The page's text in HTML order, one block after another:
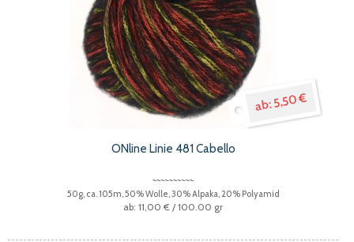
5,50 €
ONline Linie 481 Cabello
50g, ca. 105m, 50% Wolle, 30% Alpaka, 20% Polyamid
11,00 € / 100.00 gr